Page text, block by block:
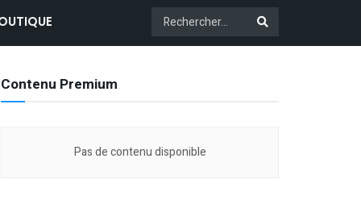
Contenu Premium
Pas de contenu disponible